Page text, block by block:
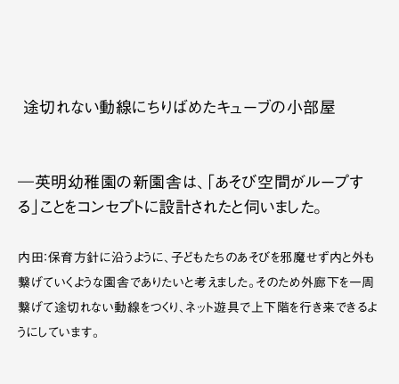
途切れない動線にちりばめたキューブの小部屋
―英明幼稚園の新園舎は、「あそび空間がループす
る」ことをコンセプトに設計されたと伺いました。
内田：保育方針に沿うように、子どもたちのあそびを邪魔せず内と外も
繋げていくような園舎でありたいと考えました。そのため外廊下を一周
繋げて途切れない動線をつくり、ネット遊具で上下階を行き来できるよ
うにしています。